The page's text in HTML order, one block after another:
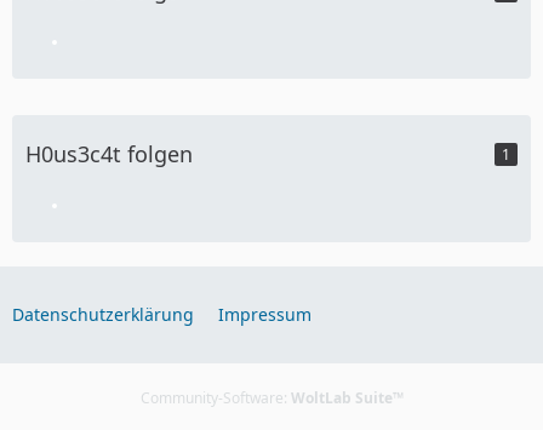
H0us3c4t folgen 1
Datenschutzerklärung Impressum
Community-Software: WoltLab Suite™